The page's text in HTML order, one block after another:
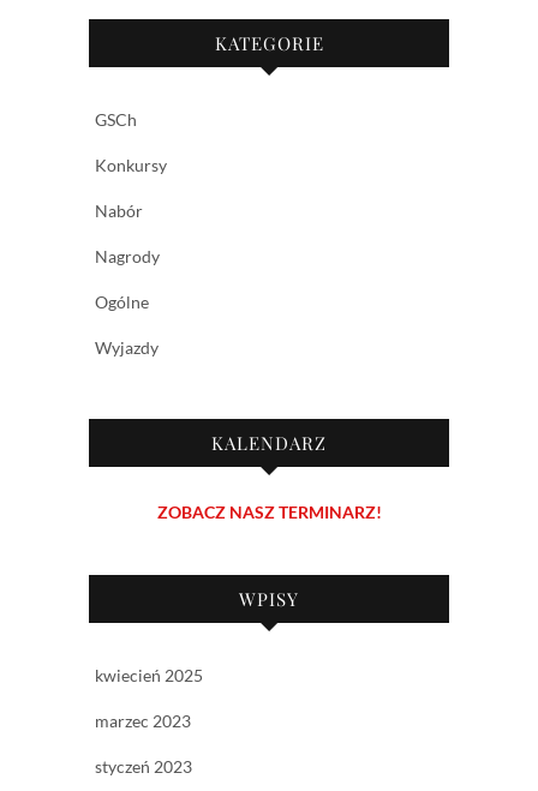
KATEGORIE
GSCh
Konkursy
Nabór
Nagrody
Ogólne
Wyjazdy
KALENDARZ
ZOBACZ NASZ TERMINARZ!
WPISY
kwiecień 2025
marzec 2023
styczeń 2023